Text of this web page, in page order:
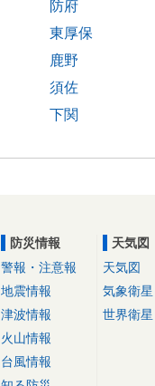
防府
東厚保
鹿野
須佐
下関
防災情報
警報・注意報
地震情報
津波情報
火山情報
台風情報
天気図
天気図
気象衛星
世界衛星